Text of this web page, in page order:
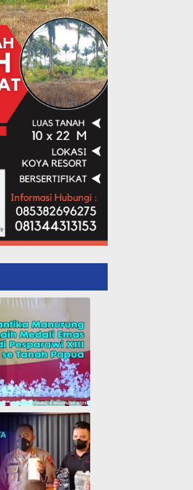
Cantika Manurung Raih Medali Emas di Pesparawi XIII se Tanah Papua